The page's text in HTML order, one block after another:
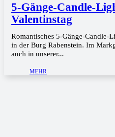
5-Gänge-Candle-
Valentinstag
Romantisches 5-Gänge-Candle-
in der Burg Rabenstein. Im
auch in unserer...
MEHR